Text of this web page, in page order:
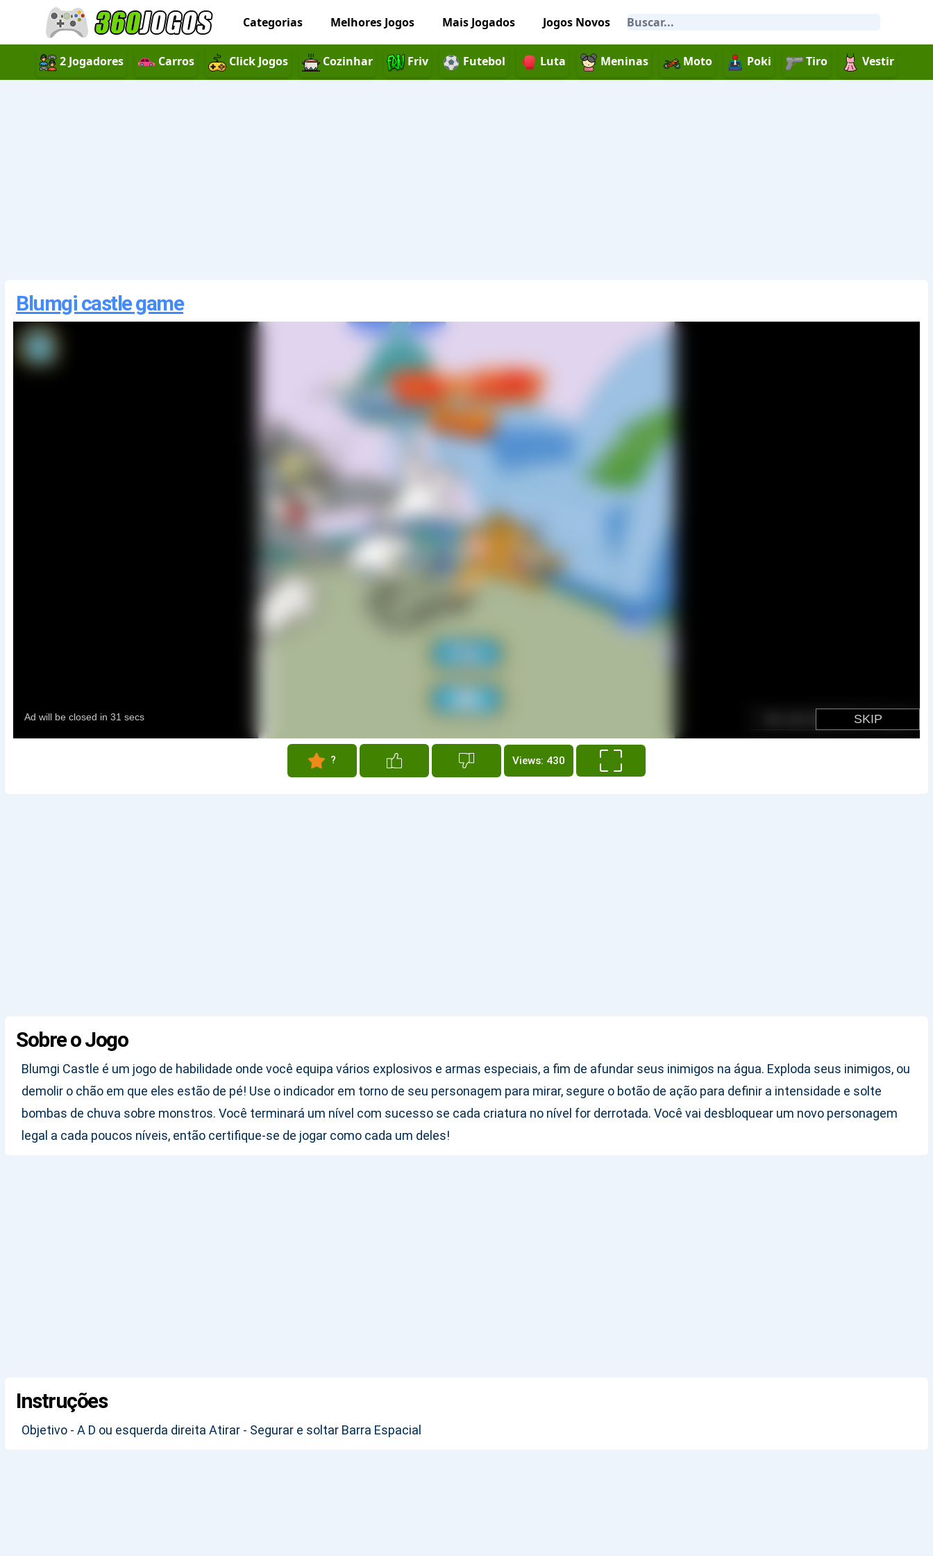
Categorias Melhores Jogos Mais Jogados Jogos Novos
2 Jogadores Carros Click Jogos Cozinhar Friv Futebol Luta Meninas Moto Poki Tiro Vestir
Blumgi castle game
? Views: 430
Sobre o Jogo
Blumgi Castle é um jogo de habilidade onde você equipa vários explosivos e armas especiais, a fim de afundar seus inimigos na água. Exploda seus inimigos, ou
demolir o chão em que eles estão de pé! Use o indicador em torno de seu personagem para mirar, segure o botão de ação para definir a intensidade e solte
bombas de chuva sobre monstros. Você terminará um nível com sucesso se cada criatura no nível for derrotada. Você vai desbloquear um novo personagem
legal a cada poucos níveis, então certifique-se de jogar como cada um deles!
Instruções
Objetivo - A D ou esquerda direita Atirar - Segurar e soltar Barra Espacial